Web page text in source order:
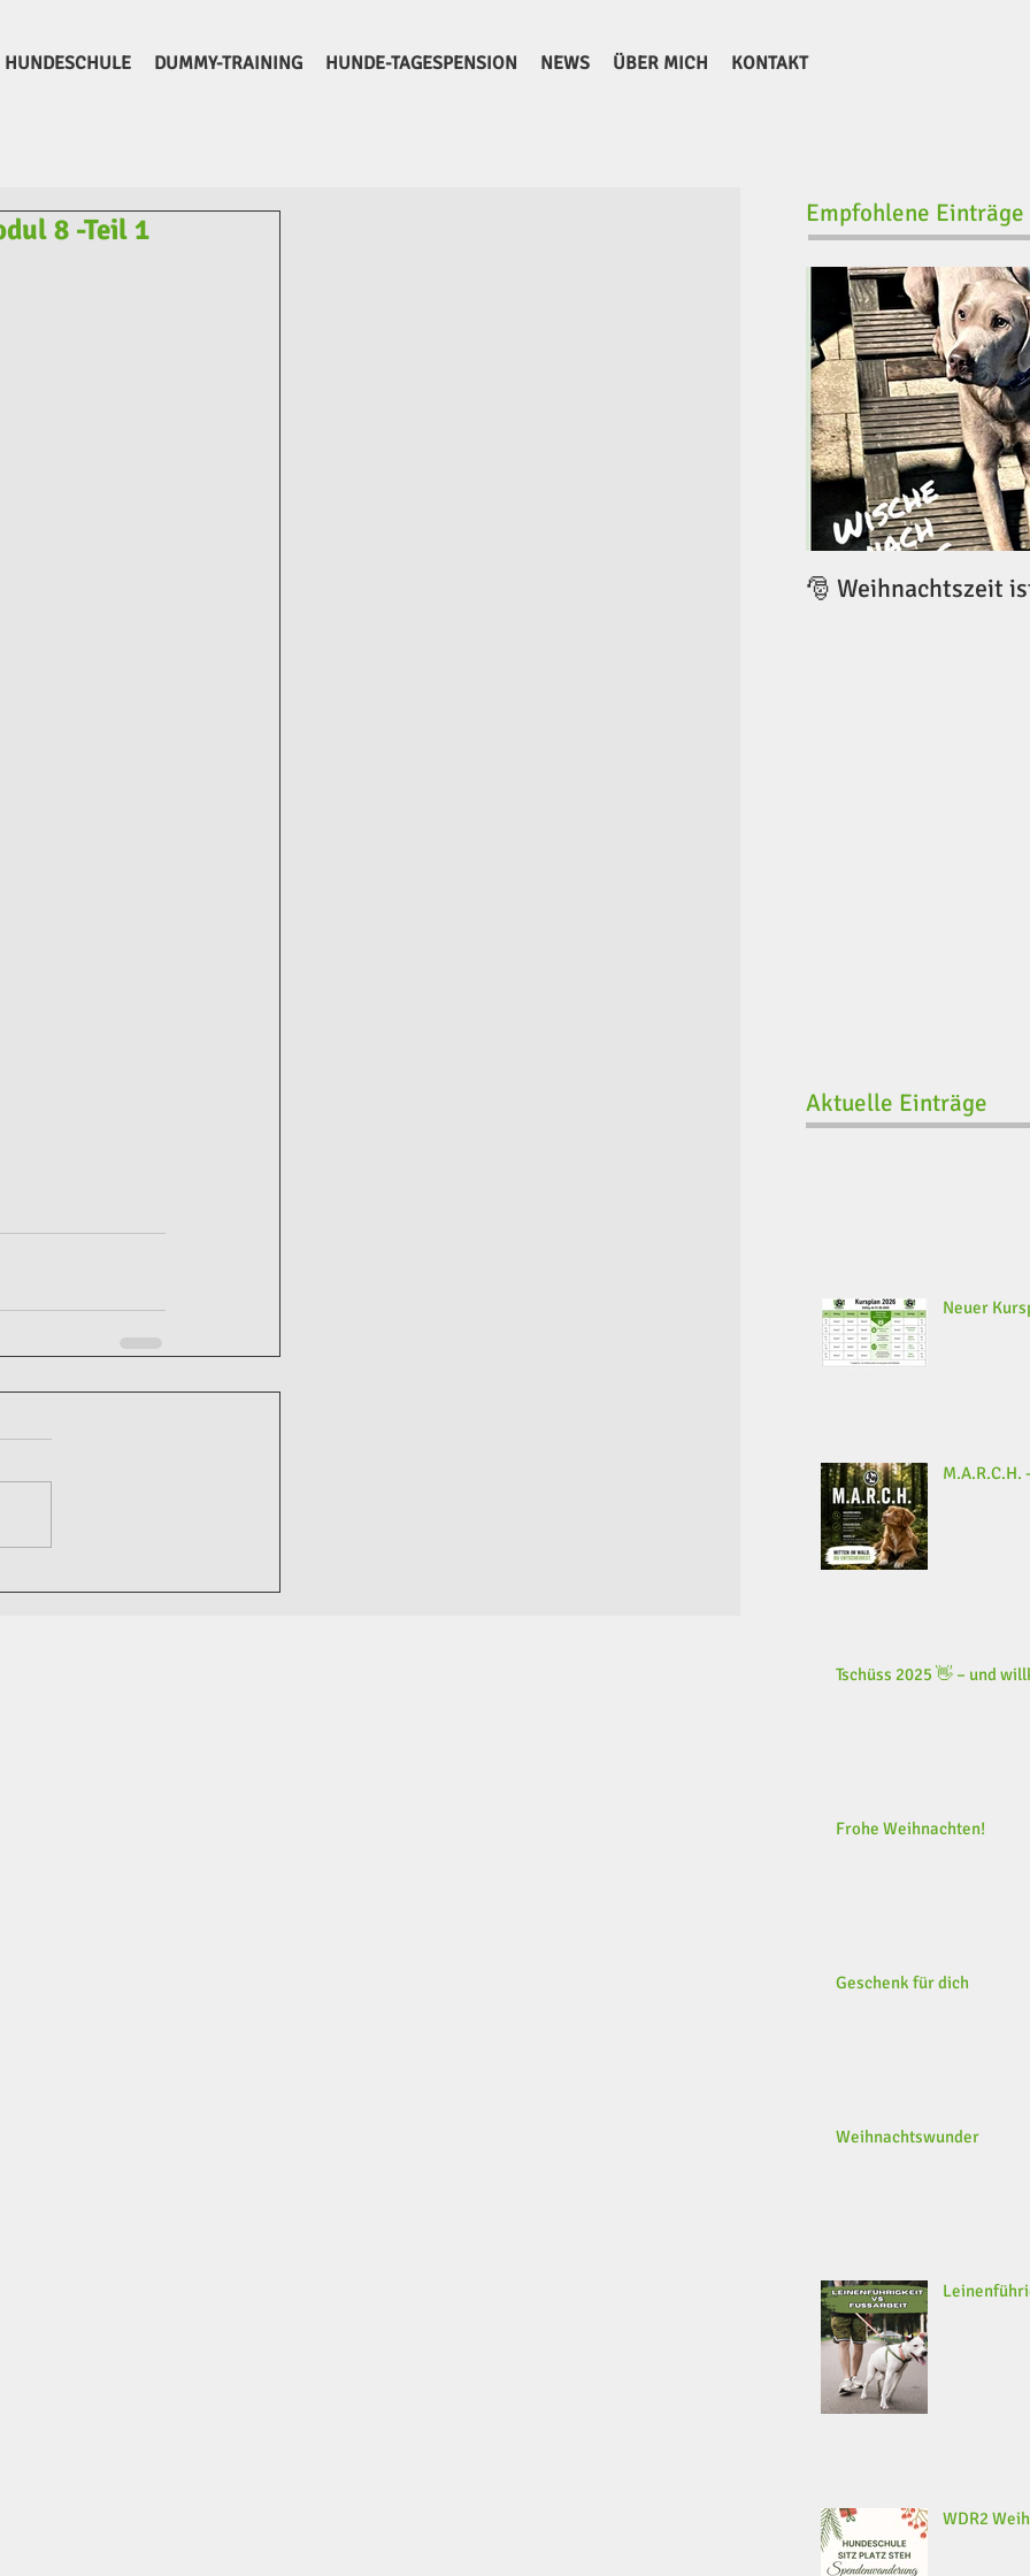
HUNDESCHULE DUMMY-TRAINING HUNDE-TAGESPENSION NEWS ÜBER MICH KONTAKT
8 -Teil 1 Empfohlene Einträge
🎅 Weihnachtszeit
Aktuelle Einträge
Neuer
M.A.R.C.H.
Tschüss 2025 👋 – und
Frohe Weihnachten!
Geschenk für dich
Weihnachtswunder
WDR2